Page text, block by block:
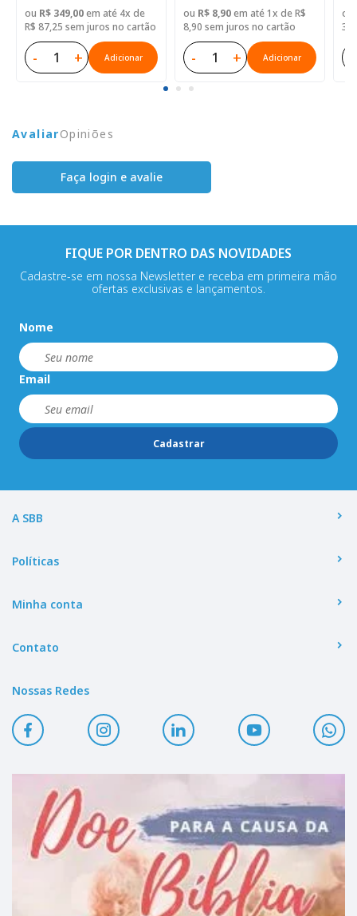
ou R$ 349,00em até 4x de
R$ 87,25 sem juros no cartão
- + Adicionar
ou R$ 8,90em até 1x de R$
8,90 sem juros no cartão
- + Adicionar
ou
AvaliarOpiniões
Faça login e avalie
FIQUE POR DENTRO DAS NOVIDADES
Cadastre-se em nossa Newsletter e receba em primeira mão
ofertas exclusivas e lançamentos.
Nome
Email
Cadastrar
A SBB
Políticas
Minha conta
Contato
Nossas Redes